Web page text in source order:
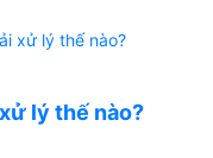
lý thế nào?